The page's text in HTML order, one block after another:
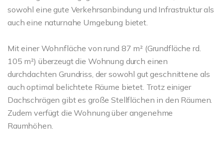
sowohl eine gute Verkehrsanbindung und Infrastruktur als
auch eine naturnahe Umgebung bietet.
Mit einer Wohnfläche von rund 87 m² (Grundfläche rd.
105 m²) überzeugt die Wohnung durch einen
durchdachten Grundriss, der sowohl gut geschnittene als
auch optimal belichtete Räume bietet. Trotz einiger
Dachschrägen gibt es große Stellflächen in den Räumen.
Zudem verfügt die Wohnung über angenehme
Raumhöhen.